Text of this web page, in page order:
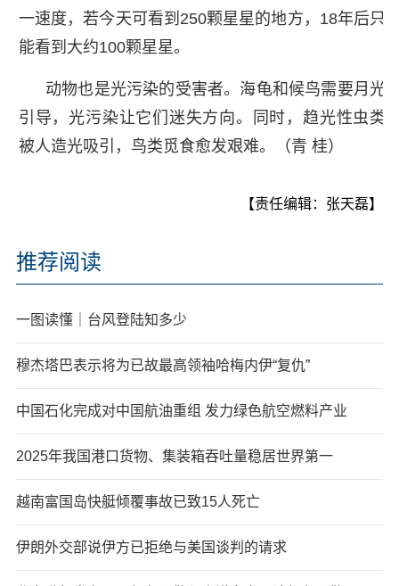
一速度，若今天可看到250颗星星的地方，18年后只
能看到大约100颗星星。
动物也是光污染的受害者。海龟和候鸟需要月光
引导，光污染让它们迷失方向。同时，趋光性虫类
被人造光吸引，鸟类觅食愈发艰难。（青 桂）
【责任编辑：张天磊】
推荐阅读
一图读懂｜台风登陆知多少
穆杰塔巴表示将为已故最高领袖哈梅内伊“复仇”
中国石化完成对中国航油重组 发力绿色航空燃料产业
2025年我国港口货物、集装箱吞吐量稳居世界第一
越南富国岛快艇倾覆事故已致15人死亡
伊朗外交部说伊方已拒绝与美国谈判的请求